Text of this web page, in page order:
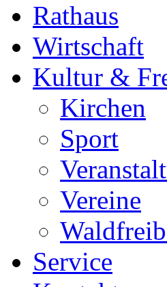
Rathaus
Wirtschaft
Kultur &
Kirchen
Sport
Vereine
Service